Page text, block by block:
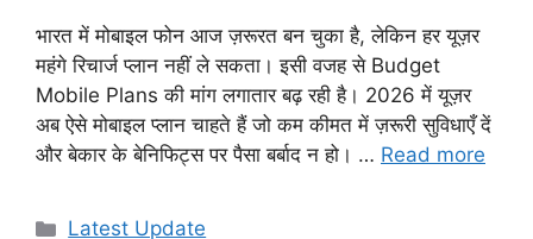
भारत में मोबाइल फोन आज ज़रूरत बन चुका है, लेकिन हर यूज़र
महंगे रिचार्ज प्लान नहीं ले सकता। इसी वजह से Budget
Mobile Plans की मांग लगातार बढ़ रही है। 2026 में यूज़र
अब ऐसे मोबाइल प्लान चाहते हैं जो कम कीमत में ज़रूरी सुविधाएँ दें
और बेकार के बेनिफिट्स पर पैसा बर्बाद न हो। … Read more
Categories
Latest Update